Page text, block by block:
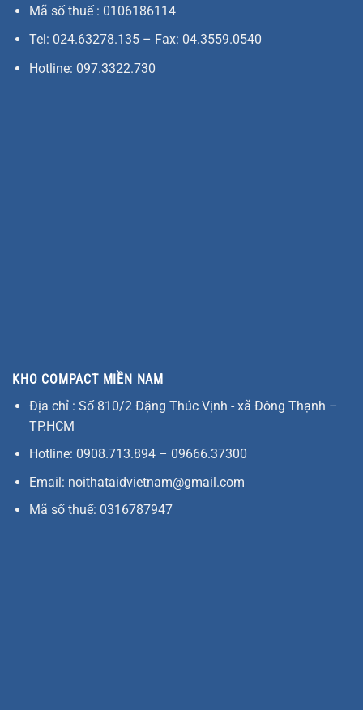
Mã số thuế : 0106186114
Tel: 024.63278.135 – Fax: 04.3559.0540
Hotline: 097.3322.730
KHO COMPACT MIỀN NAM
Địa chỉ : Số 810/2 Đặng Thúc Vịnh - xã Đông Thạnh –
TP.HCM
Hotline: 0908.713.894 – 09666.37300
Email: noithataidvietnam@gmail.com
Mã số thuế: 0316787947